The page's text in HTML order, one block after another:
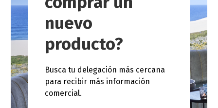
nuevo
producto?
Busca tu delegación más cercana
para recibir más información
comercial.